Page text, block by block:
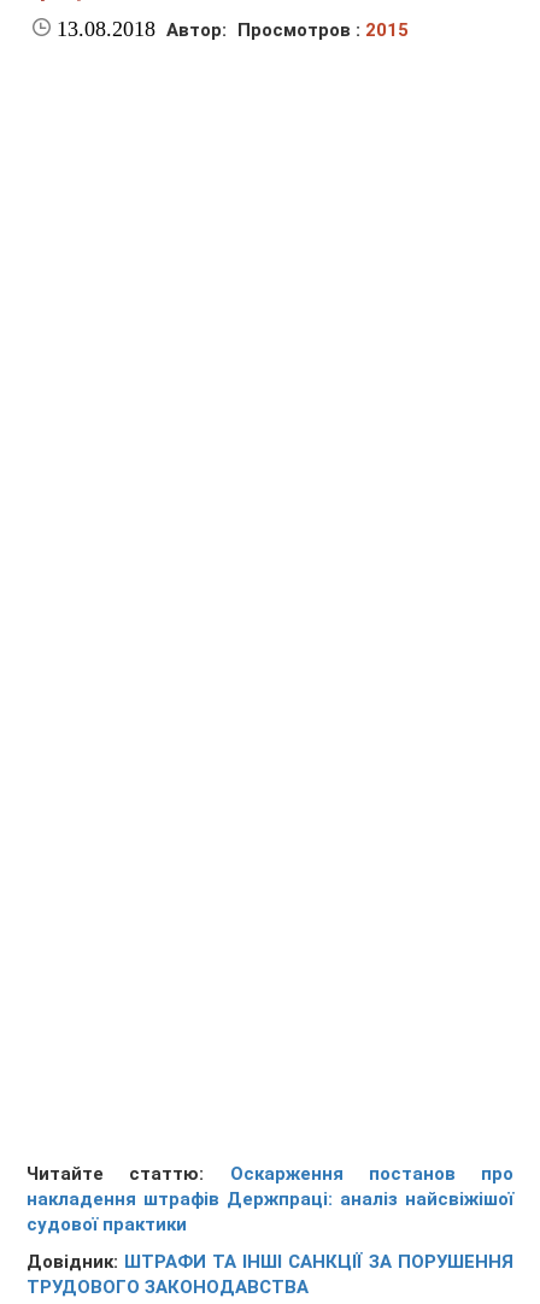
13.08.2018 Автор: Просмотров : 2015
Читайте статтю: Оскарження постанов про
накладення штрафів Держпраці: аналіз найсвіжішої
судової практики
Довідник: ШТРАФИ ТА ІНШІ САНКЦІЇ ЗА ПОРУШЕННЯ
ТРУДОВОГО ЗАКОНОДАВСТВА